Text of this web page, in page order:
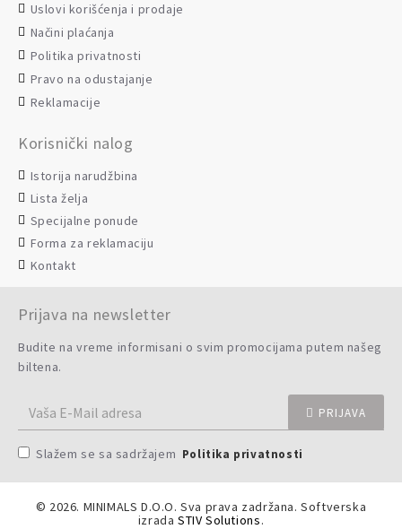
Uslovi korišćenja i prodaje
Načini plaćanja
Politika privatnosti
Pravo na odustajanje
Reklamacije
Korisnički nalog
Istorija narudžbina
Lista želja
Specijalne ponude
Forma za reklamaciju
Kontakt
Prijava na newsletter
Budite na vreme informisani o svim promocijama putem našeg
biltena.
PRIJAVA
Slažem se sa sadržajem Politika privatnosti
© 2026. MINIMALS D.O.O. Sva prava zadržana. Softverska
izradaSTIV Solutions.